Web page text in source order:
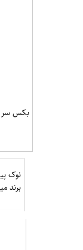
بکس سر
نوک
برند